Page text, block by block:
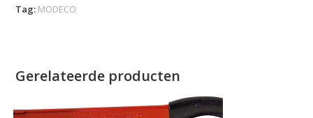
Tag: MODECO
Gerelateerde producten